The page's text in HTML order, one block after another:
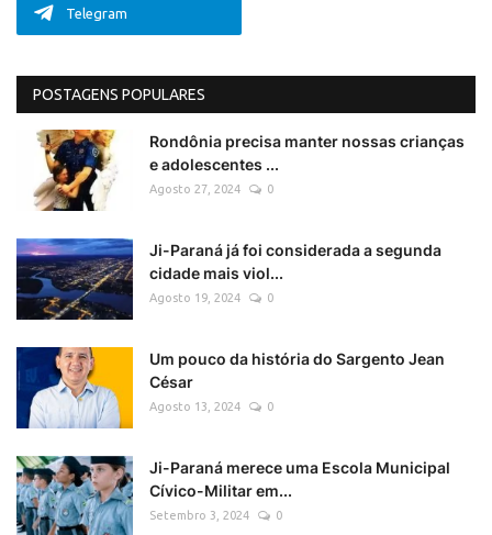
Telegram
POSTAGENS POPULARES
Rondônia precisa manter nossas crianças
e adolescentes ...
Agosto 27, 2024 0
Ji-Paraná já foi considerada a segunda
cidade mais viol...
Agosto 19, 2024 0
Um pouco da história do Sargento Jean
César
Agosto 13, 2024 0
Ji-Paraná merece uma Escola Municipal
Cívico-Militar em...
Setembro 3, 2024 0